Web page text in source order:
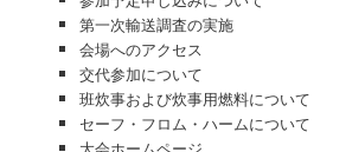
第一次輸送調査の実施
会場へのアクセス
交代参加について
班炊事および炊事用燃料について
セーフ・フロム・ハームについて